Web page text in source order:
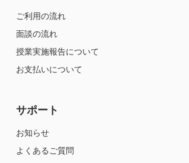
ご利用の流れ
面談の流れ
授業実施報告について
お支払いについて
サポート
お知らせ
よくあるご質問